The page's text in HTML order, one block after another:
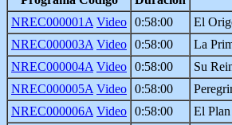
NREC000001A Video 0:58:00
El
NREC000003A Video 0:58:00
La
NREC000004A Video 0:58:00
Su
NREC000005A Video 0:58:00
NREC000006A Video 0:58:00
El